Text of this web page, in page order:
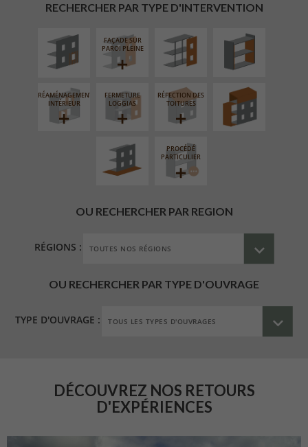
RECHERCHER PAR TYPE D'INTERVENTION
EXTÉRIEURE
FAÇADE SUR
PAROI PLEINE
LINÉAIRE
INTÉRIEURE
RÉAMÉNAGEMENT
INTÉRIEUR
FERMETURE
LOGGIAS
RÉFECTION DES
TOITURES
SURÉLÉVATION
EXTENSION
AMÉNAGEMENT
EXTÉRIEUR
PROCÉDÉ
PARTICULIER
OU RECHERCHER PAR REGION
RÉGIONS :
OU RECHERCHER PAR TYPE D'OUVRAGE
TYPE D'OUVRAGE :
DÉCOUVREZ NOS RETOURS
D'EXPÉRIENCES